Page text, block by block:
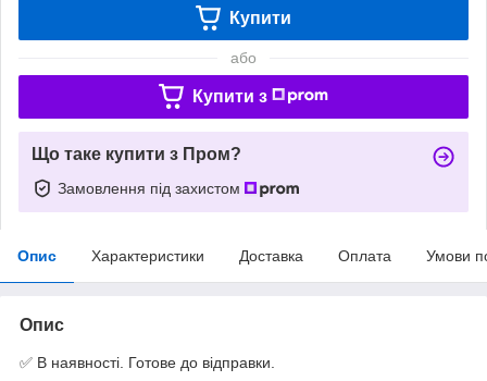
Купити
або
Купити з
Що таке купити з Пром?
Замовлення під захистом
Опис Характеристики Доставка Оплата Умови
Опис
✅ В наявності. Готове до відправки.